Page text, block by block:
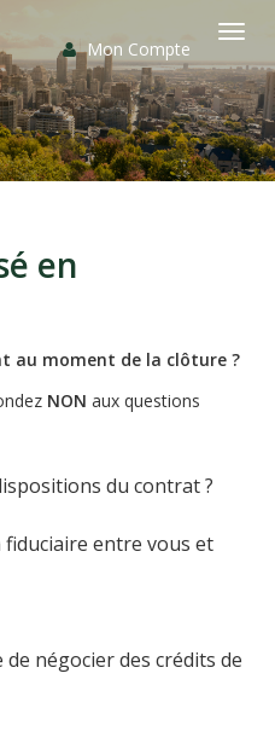
Mon Compte
la
en
au moment de la clôture ?
NON aux questions
du contrat ?
entre vous et
négocier des crédits de